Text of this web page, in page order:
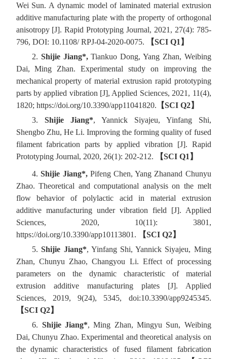
Wei Sun. A dynamic model of laminated material extrusion
additive manufacturing plate with the property of orthogonal
anisotropy [J]. Rapid Prototyping Journal, 2021, 27(4): 785-
796, DOI: 10.1108/ RPJ-04-2020-0075.
【SCI Q1 】
2. Shijie Jiang*,Tiankuo Dong, Yang Zhan, Weibing
Dai, Ming Zhan. Experimental study on improving the
mechanical property of material extrusion rapid prototyping
parts by applied vibration [J], Applied Sciences, 2021, 11(4),
1820; https://doi.org/10.3390/app11041820. 【SCI Q2】
3. Shijie Jiang*, Yannick Siyajeu, Yinfang Shi,
Shengbo Zhu, He Li. Improving the forming quality of fused
filament fabrication parts by applied vibration [J]. Rapid
Prototyping Journal, 2020, 26(1): 202-212.
【SCI Q1 】
4. Shijie Jiang*, Pifeng Chen, Yang Zhanand Chunyu
Zhao. Theoretical and computational analysis on the melt
flow behavior of polylactic acid in material extrusion
additive manufacturing under vibration field [J]. Applied
Sciences, 2020, 10(11): 3801,
https://doi.org/10.3390/app10113801 . 【SCI Q2】
5. Shijie Jiang*, Yinfang Shi, Yannick Siyajeu, Ming
Zhan, Chunyu Zhao, Changyou Li. Effect of processing
parameters on the dynamic characteristic of material
extrusion additive manufacturing plates [J]. Applied
Sciences, 2019, 9(24), 5345, doi:10.3390/app9245345.
【SCI Q2】
6. Shijie Jiang*, Ming Zhan, Mingyu Sun, Weibing
Dai, Chunyu Zhao. Experimental and theoretical analysis on
the dynamic characteristics of fused filament fabrication